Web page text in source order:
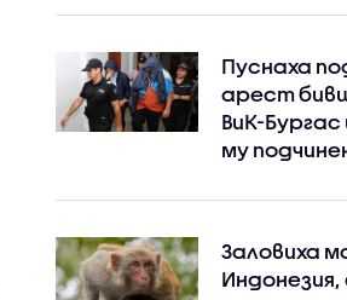
Пуснаха
арест
ВиК-
му
Заловиха